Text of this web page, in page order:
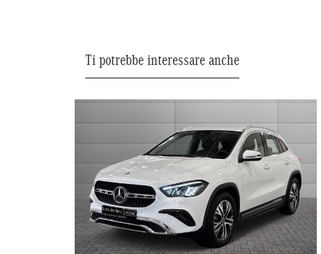
Ti potrebbe interessare anche